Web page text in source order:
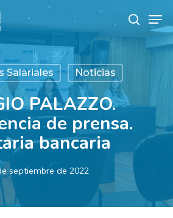
search
Salariales Noticias
PALAZZO.
de prensa.
bancaria
septiembre de 2022